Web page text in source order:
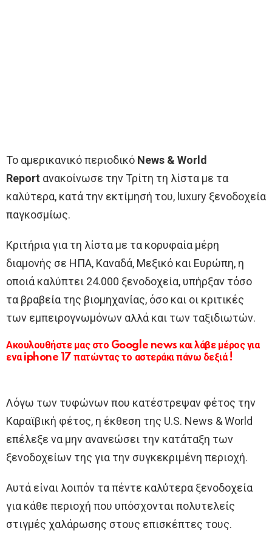
Το αμερικανικό περιοδικό News & World
Report ανακοίνωσε την Τρίτη τη λίστα με τα
καλύτερα, κατά την εκτίμησή του, luxury ξενοδοχεία
παγκοσμίως.
Κριτήρια για τη λίστα με τα κορυφαία μέρη
διαμονής σε ΗΠΑ, Καναδά, Μεξικό και Ευρώπη, η
οποιά καλύπτει 24.000 ξενοδοχεία, υπήρξαν τόσο
τα βραβεία της βιομηχανίας, όσο και οι κριτικές
των εμπειρογνωμόνων αλλά και των ταξιδιωτών.
Ακουλουθήστε μας στο Google news και λάβε μέρος για
ενα iphone 17 πατώντας το αστεράκι πάνω δεξιά !
Λόγω των τυφώνων που κατέστρεψαν φέτος την
Καραϊβική φέτος, η έκθεση της U.S. News & World
επέλεξε να μην ανανεώσει την κατάταξη των
ξενοδοχείων της για την συγκεκριμένη περιοχή.
Αυτά είναι λοιπόν τα πέντε καλύτερα ξενοδοχεία
για κάθε περιοχή που υπόσχονται πολυτελείς
στιγμές χαλάρωσης στους επισκέπτες τους.